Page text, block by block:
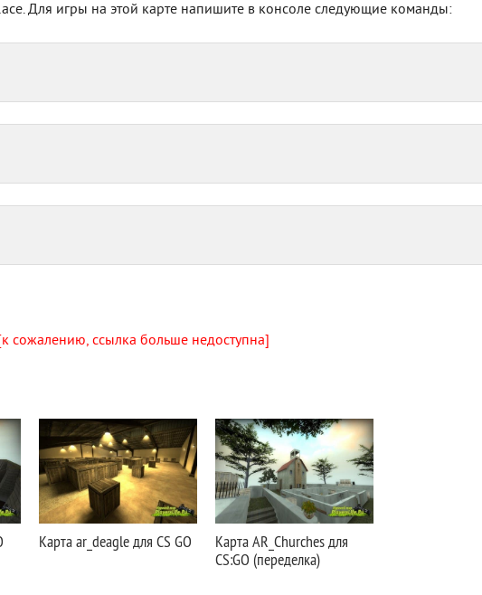
Для игры на этой карте напишите в консоле следующие команды:
[к сожалению, ссылка больше недоступна]
Карта ar_deagle для CS GO
Карта AR_Churches для
CS:GO (переделка)